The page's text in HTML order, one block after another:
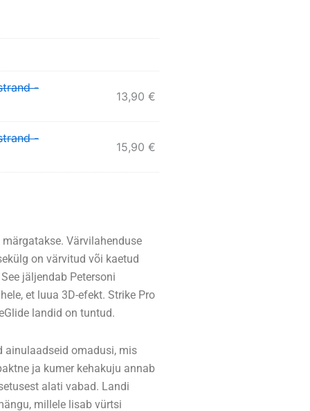
-
13,90 €
-
15,90 €
Värvilahenduse
on värvitud või kaetud
jäljendab Petersoni
et luua 3D-efekt. Strike Pro
landid on tuntud.
ainulaadseid omadusi, mis
ja kumer kehakuju annab
alati vabad. Landi
millele lisab vürtsi